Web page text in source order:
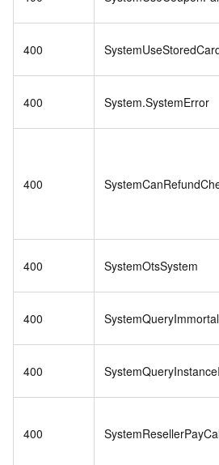
400
400 System.SystemError
400
400 SystemOtsSystem
400
400
400